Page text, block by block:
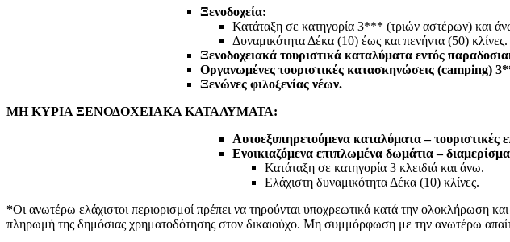
Ξενοδοχεία:
Κατάταξη σε κατηγορία 3*** (τριών αστέρων) και
Δυναμικότητα Δέκα (10) έως και πενήντα (50) κλίνες.
Ξενοδοχειακά τουριστικά καταλύματα εντός
Οργανωμένες τουριστικές κατασκηνώσεις (camping)
Ξενώνες φιλοξενίας νέων.
ΜΗ ΚΥΡΙΑ ΞΕΝΟΔΟΧΕΙΑΚΑ ΚΑΤΑΛΥΜΑΤΑ:
Αυτοεξυπηρετούμενα καταλύματα – τουριστικές
Ενοικιαζόμενα επιπλωμένα δωμάτια –
Κατάταξη σε κατηγορία 3 κλειδιά και άνω.
Ελάχιστη δυναμικότητα Δέκα (10) κλίνες.
*Οι ανωτέρω ελάχιστοι περιορισμοί πρέπει να τηρούνται υποχρεωτικά κατά την ολοκλήρωση
πληρωμή της δημόσιας χρηματοδότησης στον δικαιούχο. Μη συμμόρφωση με την ανωτέρω